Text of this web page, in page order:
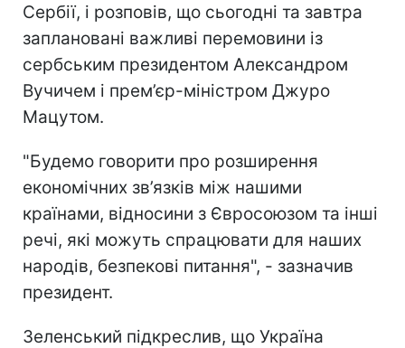
Сербії, і розповів, що сьогодні та завтра
заплановані важливі перемовини із
сербським президентом Александром
Вучичем і прем’єр-міністром Джуро
Мацутом.
"Будемо говорити про розширення
економічних зв’язків між нашими
країнами, відносини з Євросоюзом та інші
речі, які можуть спрацювати для наших
народів, безпекові питання", - зазначив
президент.
Зеленський підкреслив, що Україна